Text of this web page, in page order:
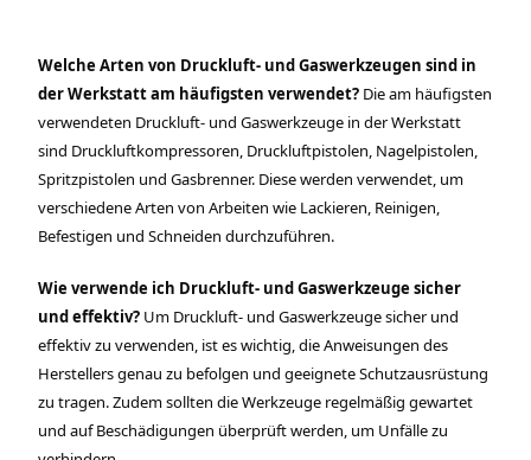
Welche Arten von Druckluft- und Gaswerkzeugen sind in
der Werkstatt am häufigsten verwendet? Die am häufigsten
verwendeten Druckluft- und Gaswerkzeuge in der Werkstatt
sind Druckluftkompressoren, Druckluftpistolen, Nagelpistolen,
Spritzpistolen und Gasbrenner. Diese werden verwendet, um
verschiedene Arten von Arbeiten wie Lackieren, Reinigen,
Befestigen und Schneiden durchzuführen.
Wie verwende ich Druckluft- und Gaswerkzeuge sicher
und effektiv? Um Druckluft- und Gaswerkzeuge sicher und
effektiv zu verwenden, ist es wichtig, die Anweisungen des
Herstellers genau zu befolgen und geeignete Schutzausrüstung
zu tragen. Zudem sollten die Werkzeuge regelmäßig gewartet
und auf Beschädigungen überprüft werden, um Unfälle zu